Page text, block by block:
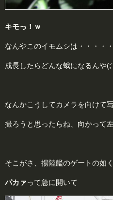
キモっ！ｗ
なんやこのイモムシは・・・・・
成長したらどんな蛾になるんや
なんかこうしてカメラを向けて
撮ろうと思ったらね、向かって
そこがさ、揚陸艦のゲートの如く
パカァって急に開いて